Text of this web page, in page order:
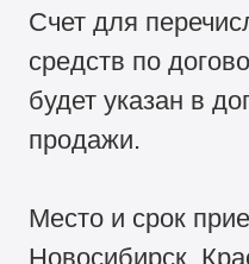
Счет для
средств по
будет указан в
продажи.
Место и срок
Новосибирск,